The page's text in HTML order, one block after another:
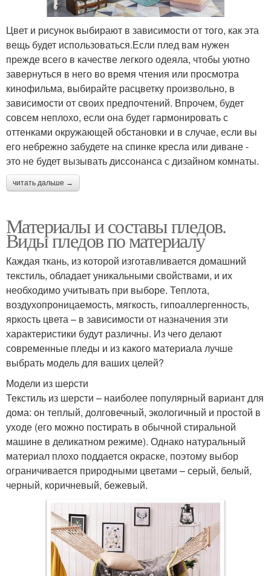
Цвет и рисунок выбирают в зависимости от того, как эта
вещь будет использоваться.Если плед вам нужен
прежде всего в качестве легкого одеяла, чтобы уютно
завернуться в него во время чтения или просмотра
кинофильма, выбирайте расцветку произвольно, в
зависимости от своих предпочтений. Впрочем, будет
совсем неплохо, если она будет гармонировать с
оттенками окружающей обстановки и в случае, если вы
его небрежно забудете на спинке кресла или диване -
это не будет вызывать диссонанса с дизайном комнаты.
читать дальше →
Материалы и составы пледов.
Виды пледов по материалу
Каждая ткань, из которой изготавливается домашний
текстиль, обладает уникальными свойствами, и их
необходимо учитывать при выборе. Теплота,
воздухопроницаемость, мягкость, гипоаллергенность,
яркость цвета – в зависимости от назначения эти
характеристики будут различны. Из чего делают
современные пледы и из какого материала лучше
выбрать модель для ваших целей?
Модели из шерсти
Текстиль из шерсти – наиболее популярный вариант для
дома: он теплый, долговечный, экологичный и простой в
уходе (его можно постирать в обычной стиральной
машине в деликатном режиме). Однако натуральный
материал плохо поддается окраске, поэтому выбор
ограничивается природными цветами – серый, белый,
черный, коричневый, бежевый.